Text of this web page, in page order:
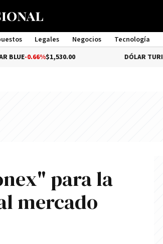
Legales Negocios Tecnología
$1,530.00 DÓLAR TURISTA$1,976.00
para la
mercado